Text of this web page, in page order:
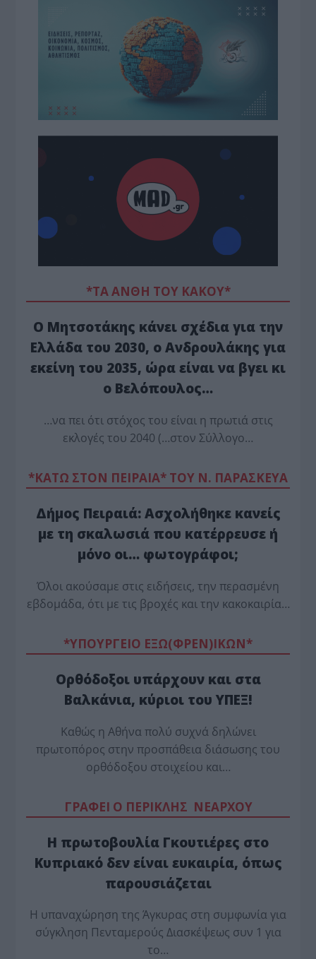
*ΤΑ ΆΝΘΗ ΤΟΥ ΚΑΚΟΎ*
Ο Μητσοτάκης κάνει σχέδια για την
Ελλάδα του 2030, ο Ανδρουλάκης για
εκείνη του 2035, ώρα είναι να βγει κι
ο Βελόπουλος…
…να πει ότι στόχος του είναι η πρωτιά στις
εκλογές του 2040 (…στον Σύλλογο…
*ΚΑΤΩ ΣΤΟΝ ΠΕΙΡΑΙΑ* ΤΟΥ Ν. ΠΑΡΑΣΚΕΥΑ
Δήμος Πειραιά: Ασχολήθηκε κανείς
με τη σκαλωσιά που κατέρρευσε ή
μόνο οι… φωτογράφοι;
Όλοι ακούσαμε στις ειδήσεις, την περασμένη
εβδομάδα, ότι με τις βροχές και την κακοκαιρία…
*ΥΠΟΥΡΓΕΙΟ ΕΞΩ(ΦΡΕΝ)ΙΚΩΝ*
Ορθόδοξοι υπάρχουν και στα
Βαλκάνια, κύριοι του ΥΠΕΞ!
Καθώς η Αθήνα πολύ συχνά δηλώνει
πρωτοπόρος στην προσπάθεια διάσωσης του
ορθόδοξου στοιχείου και…
ΓΡΑΦΕΙ Ο ΠΕΡΙΚΛΗΣ ΝΕΑΡΧΟΥ
Η πρωτοβουλία Γκουτιέρες στο
Κυπριακό δεν είναι ευκαιρία, όπως
παρουσιάζεται
Η υπαναχώρηση της Άγκυρας στη συμφωνία για
σύγκληση Πενταμερούς Διασκέψεως συν 1 για
το…